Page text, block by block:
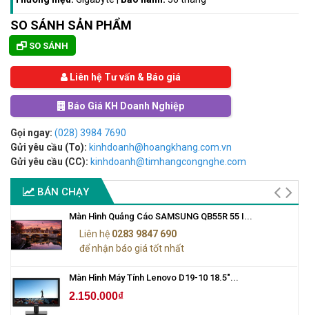
SO SÁNH SẢN PHẨM
SO SÁNH
Liên hệ Tư vấn & Báo giá
Báo Giá KH Doanh Nghiệp
Gọi ngay: (028) 3984 7690
Gửi yêu cầu (To): kinhdoanh@hoangkhang.com.vn
Gửi yêu cầu (CC): kinhdoanh@timhangcongnghe.com
BÁN CHẠY
Màn Hình Quảng Cáo SAMSUNG QB55R 55 I...
Liên hệ 0283 9847 690
để nhận báo giá tốt nhất
Màn Hình Máy Tính Lenovo D19-10 18.5"...
2.150.000₫